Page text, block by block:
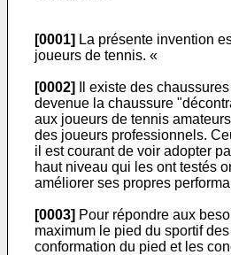
[0001] La présente invention
joueurs de tennis. «
[0002]
Il existe des
devenue la chaussure
aux joueurs de tennis
des joueurs professionnels.
il est courant de voir adopter
haut niveau qui les ont testés
améliorer ses propres
[0003] Pour répondre aux
maximum le pied du sportif
conformation du pied et les